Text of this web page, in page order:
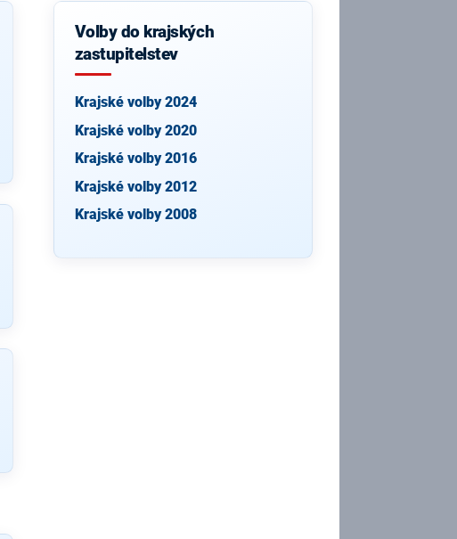
Volby do krajských
zastupitelstev
Krajské volby 2024
Krajské volby 2020
Krajské volby 2016
Krajské volby 2012
Krajské volby 2008